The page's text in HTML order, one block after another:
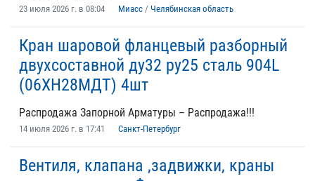
23 июля 2026 г. в 08:04 Миасс / Челябинская область
Кран шаровой фланцевый разборный
двухсоставной ду32 ру25 сталь 904L
(06ХН28МДТ) 4шт
Распродажа Запорной Арматуры – Распродажа!!!
14 июля 2026 г. в 17:41 Санкт-Петербург
Вентиля, клапана ,задвижки, краны